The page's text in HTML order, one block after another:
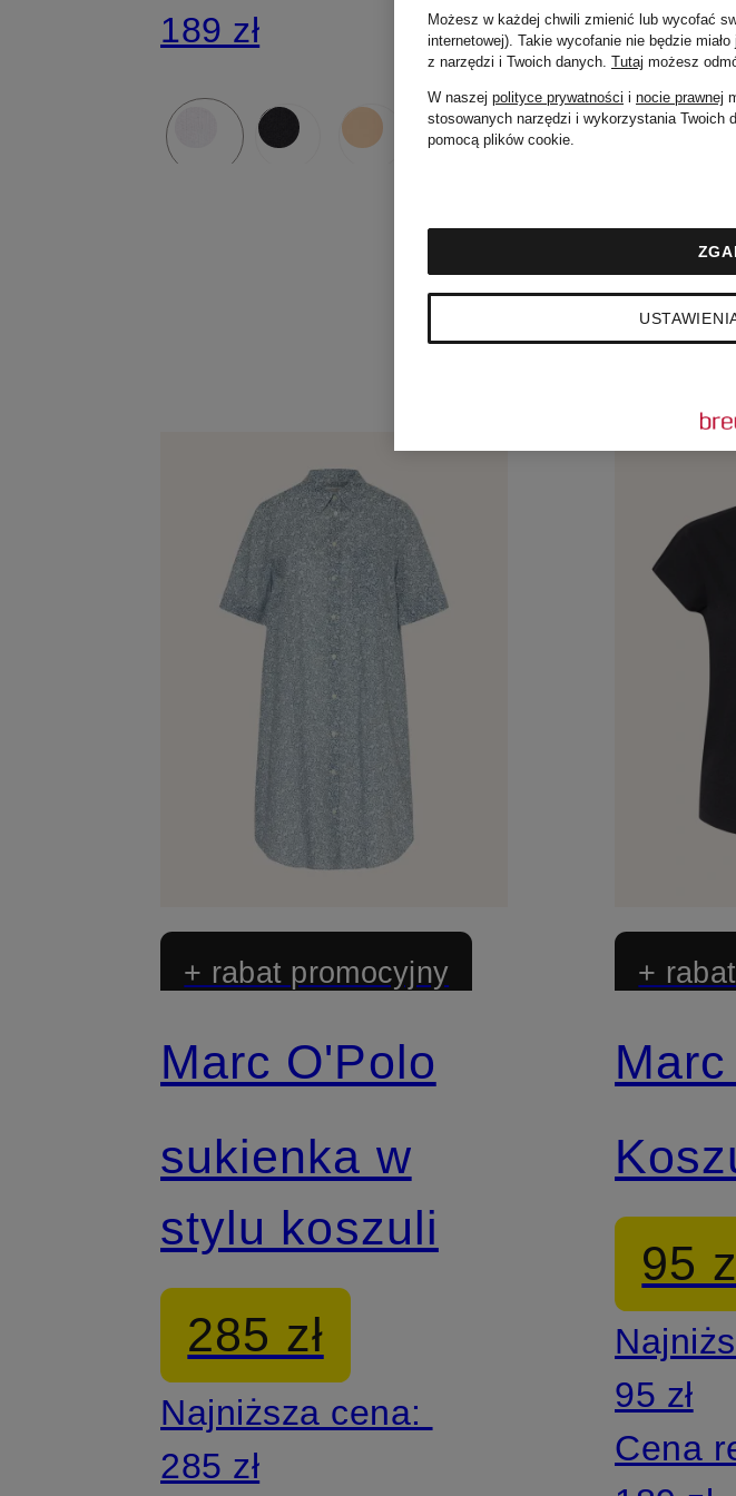
189 zł
285 zł
+ rabat promocyjny
Z certyfikatem
Marc O'Polo
sukienka w
stylu koszuli
285 zł
Najniższa cena:
285 zł
+
Z
95
95 zł
Cena
Możesz w każdej chwili zmienić lub wycofać
internetowej). Takie wycofanie nie będzie
z narzędzi i Twoich danych. Tutaj możesz
W naszej polityce prywatności i nocie prawnej
stosowanych narzędzi i wykorzystania Twoich
pomocą plików cookie.